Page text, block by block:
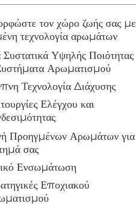
τον χώρο ζωής σας με
τεχνολογία αρωμάτων
Υψηλής Ποιότητας
Αρωματισμού
Τεχνολογία Διάχυσης
Ελέγχου και
Προηγμένων Αρωμάτων για
σας
Ενσωμάτωση
Εποχιακού